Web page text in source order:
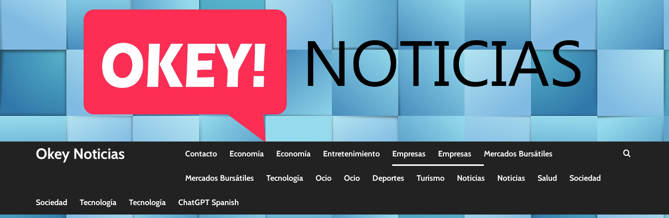
Okey Noticias Contacto Economía Economía Entretenimiento Empresas Empresas Mercados Bursátiles
Mercados Bursátiles Tecnología Ocio Ocio Deportes Turismo Noticias Noticias Salud Sociedad
Sociedad Tecnología Tecnología ChatGPT Spanish